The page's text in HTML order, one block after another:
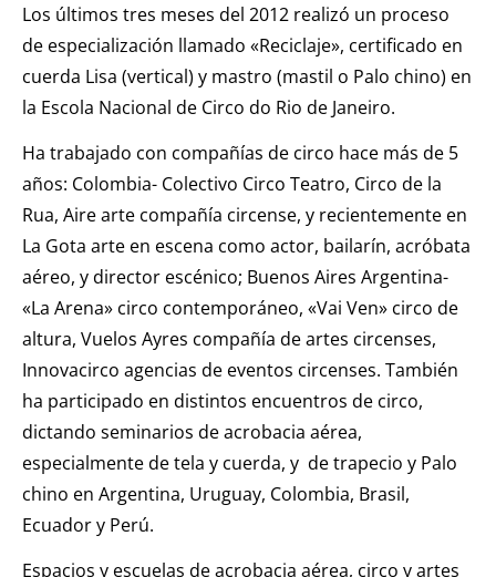
Los últimos tres meses del 2012 realizó un proceso
de especialización llamado «Reciclaje», certificado en
cuerda Lisa (vertical) y mastro (mastil o Palo chino) en
la Escola Nacional de Circo do Rio de Janeiro.
Ha trabajado con compañías de circo hace más de 5
años: Colombia- Colectivo Circo Teatro, Circo de la
Rua, Aire arte compañía circense, y recientemente en
La Gota arte en escena como actor, bailarín, acróbata
aéreo, y director escénico; Buenos Aires Argentina-
«La Arena» circo contemporáneo, «Vai Ven» circo de
altura, Vuelos Ayres compañía de artes circenses,
Innovacirco agencias de eventos circenses. También
ha participado en distintos encuentros de circo,
dictando seminarios de acrobacia aérea,
especialmente de tela y cuerda, y de trapecio y Palo
chino en Argentina, Uruguay, Colombia, Brasil,
Ecuador y Perú.
Espacios y escuelas de acrobacia aérea, circo y artes